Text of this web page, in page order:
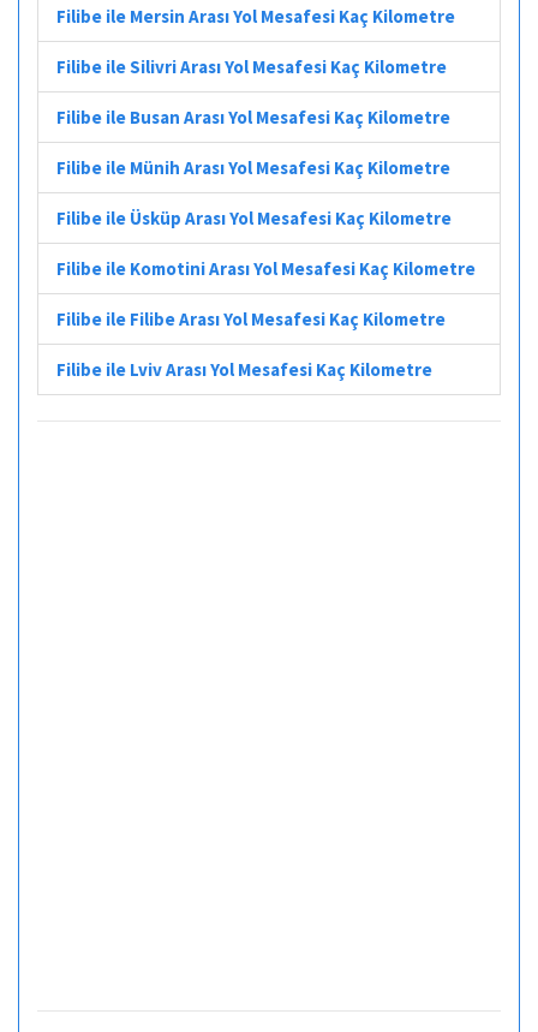
Filibe ile Mersin Arası Yol Mesafesi Kaç Kilometre
Filibe ile Silivri Arası Yol Mesafesi Kaç Kilometre
Filibe ile Busan Arası Yol Mesafesi Kaç Kilometre
Filibe ile Münih Arası Yol Mesafesi Kaç Kilometre
Filibe ile Üsküp Arası Yol Mesafesi Kaç Kilometre
Filibe ile Komotini Arası Yol Mesafesi Kaç Kilometre
Filibe ile Filibe Arası Yol Mesafesi Kaç Kilometre
Filibe ile Lviv Arası Yol Mesafesi Kaç Kilometre